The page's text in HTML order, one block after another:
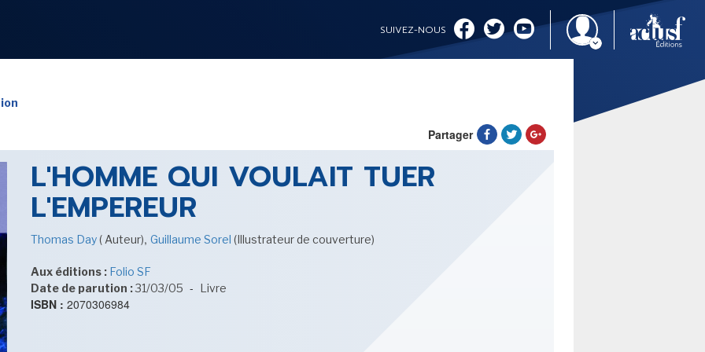
SUIVEZ-NOUS
LES UTOPIALES 2025 IMAGINALES 2026
SENSE OF WONDER
Partager
L'HOMME QUI VOULAIT TUER
L'EMPEREUR
Thomas Day( Auteur), Guillaume Sorel (Illustrateur de couverture)
Aux éditions : Folio SF
Date de parution :31/03/05 - Livre
ISBN : 2070306984